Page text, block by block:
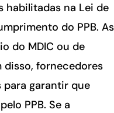
habilitadas na Lei de
do PPB. As
do MDIC ou de
disso, fornecedores
garantir que
PPB. Se a